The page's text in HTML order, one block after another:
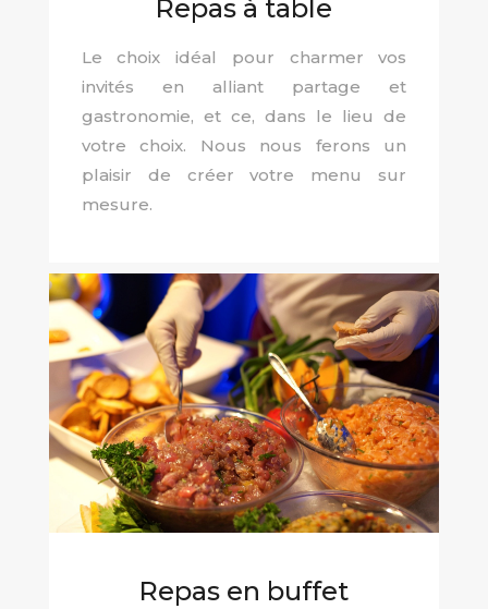
Repas à table
Le choix idéal pour charmer vos
invités en alliant partage et
gastronomie, et ce, dans le lieu de
votre choix. Nous nous ferons un
plaisir de créer votre menu sur
mesure.
Repas en buffet